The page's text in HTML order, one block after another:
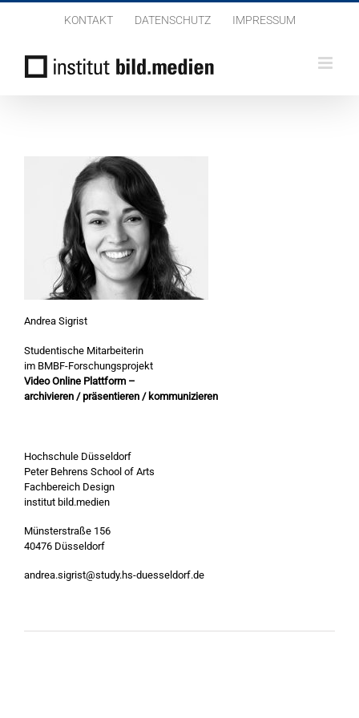
springen
KONTAKT DATENSCHUTZ IMPRESSUM
Andrea Sigrist
Studentische Mitarbeiterin
im BMBF-Forschungsprojekt
Video Online Plattform –
archivieren / präsentieren / kommunizieren
Hochschule Düsseldorf
Peter Behrens School of Arts
Fachbereich Design
institut bild.medien
Münsterstraße 156
40476 Düsseldorf
andrea.sigrist@study.hs-duesseldorf.de